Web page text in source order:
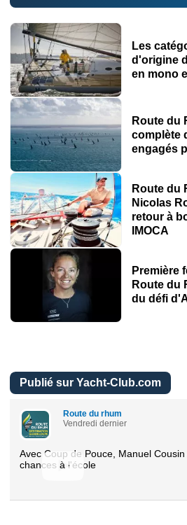
Les
d'origine
en mono
Route du
complète
engagés
Route du
Nicolas
retour à
IMOCA
Première
Route du
du défi
Publié sur Yacht-Club.com
Route du rhum
Vendredi dernier
Avec Coup de Pouce, Manuel
chances à l'école